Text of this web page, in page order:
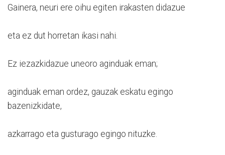
Gainera, neuri ere oihu egiten irakasten didazue
eta ez dut horretan ikasi nahi.
Ez iezazkidazue uneoro aginduak eman;
aginduak eman ordez, gauzak eskatu egingo
bazenizkidate,
azkarrago eta gusturago egingo nituzke.